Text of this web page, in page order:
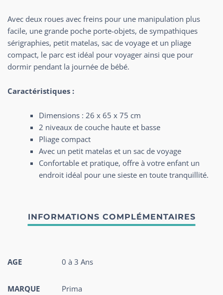
Avec deux roues avec freins pour une manipulation plus
facile, une grande poche porte-objets, de sympathiques
sérigraphies, petit matelas, sac de voyage et un pliage
compact, le parc est idéal pour voyager ainsi que pour
dormir pendant la journée de bébé.
Caractéristiques :
Dimensions : 26 x 65 x 75 cm
2 niveaux de couche haute et basse
Pliage compact
Avec un petit matelas et un sac de voyage
Confortable et pratique, offre à votre enfant un
endroit idéal pour une sieste en toute tranquillité.
AGE 0 à 3 Ans
MARQUE Prima